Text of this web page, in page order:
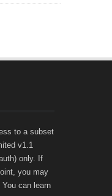
to a subset
v1.1
only. If
you may
can learn